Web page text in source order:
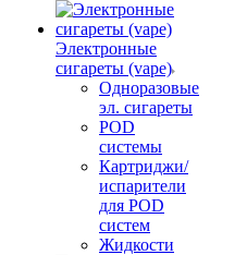
Электронные
сигареты (vape)
Одноразовые
эл. сигареты
POD
системы
Картриджи/
испарители
для POD
систем
Жидкости